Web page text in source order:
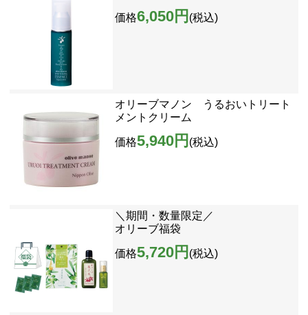
価格6,050円 (税込)
オリーブマノン うるおいトリート
メントクリーム
価格5,940円 (税込)
＼期間・数量限定／
オリーブ福袋
価格5,720円 (税込)